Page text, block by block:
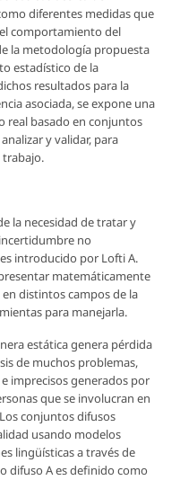
diferentes medidas que
comportamiento del
la metodología propuesta
estadístico de la
resultados para la
asociada, se expone una
real basado en conjuntos
y validar, para
trabajo.
la necesidad de tratar y
no
introducido por Lofti A.
matemáticamente
distintos campos de la
para manejarla.
estática genera pérdida
de muchos problemas,
imprecisos generados por
que se involucran en
conjuntos difusos
usando modelos
lingüísticas a través de
difuso A es definido como